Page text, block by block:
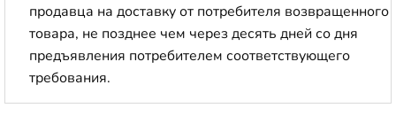
продавца на доставку от потребителя возвращенного
товара, не позднее чем через десять дней со дня
предъявления потребителем соответствующего
требования.